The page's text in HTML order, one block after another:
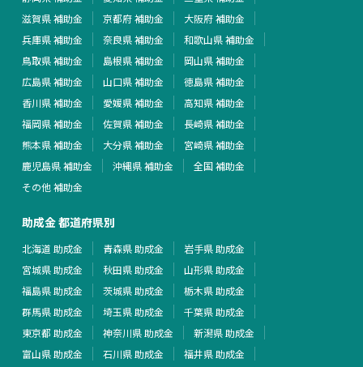
滋賀県 補助金
京都府 補助金
大阪府 補助金
兵庫県 補助金
奈良県 補助金
和歌山県 補助金
鳥取県 補助金
島根県 補助金
岡山県 補助金
広島県 補助金
山口県 補助金
徳島県 補助金
香川県 補助金
愛媛県 補助金
高知県 補助金
福岡県 補助金
佐賀県 補助金
長崎県 補助金
熊本県 補助金
大分県 補助金
宮崎県 補助金
鹿児島県 補助金
沖縄県 補助金
全国 補助金
その他 補助金
助成金 都道府県別
北海道 助成金 青森県 助成金
岩手県 助成金
宮城県 助成金
秋田県 助成金
山形県 助成金
福島県 助成金
茨城県 助成金
栃木県 助成金
群馬県 助成金
埼玉県 助成金
千葉県 助成金
東京都 助成金
神奈川県 助成金
新潟県 助成金
富山県 助成金
石川県 助成金
福井県 助成金